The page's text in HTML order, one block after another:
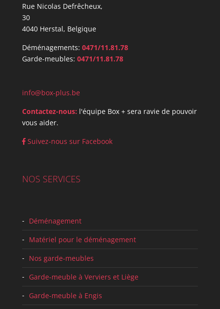
Rue Nicolas Defrêcheux,
30
4040 Herstal, Belgique
Déménagements: 0471/11.81.78
Garde-meubles: 0471/11.81.78
info@box-plus.be
Contactez-nous: l'équipe Box + sera ravie de pouvoir
vous aider.
Suivez-nous sur Facebook
NOS SERVICES
Déménagement
Matériel pour le déménagement
Nos garde-meubles
Garde-meuble à Verviers et Liège
Garde-meuble à Engis